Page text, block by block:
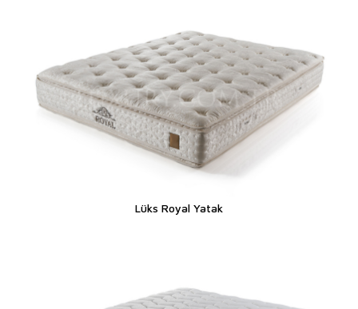
Lüks Royal Yatak